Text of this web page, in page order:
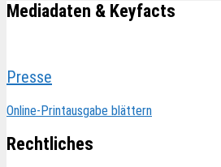
Mediadaten & Keyfacts
Presse
Online-Printausgabe blättern
Rechtliches